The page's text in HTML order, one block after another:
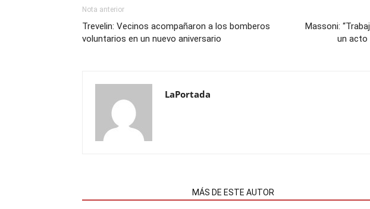
Nota anterior
Trevelin: Vecinos acompañaron a los bomberos
voluntarios en un nuevo aniversario
Massoni:
un acto
LaPortada
MÁS DE ESTE AUTOR